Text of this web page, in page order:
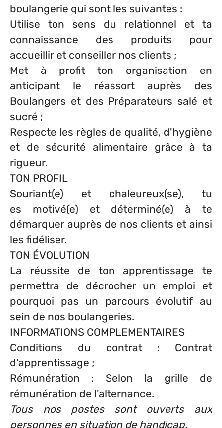
boulangerie qui sont les suivantes :
Utilise ton sens du relationnel et ta
connaissance des produits pour
accueillir et conseiller nos clients ;
Met à profit ton organisation en
anticipant le réassort auprès des
Boulangers et des Préparateurs salé et
sucré ;
Respecte les règles de qualité, d'hygiène
et de sécurité alimentaire grâce à ta
rigueur.
TON PROFIL
Souriant(e) et chaleureux(se), tu
es motivé(e) et déterminé(e) à te
démarquer auprès de nos clients et ainsi
les fidéliser.
TON ÉVOLUTION
La réussite de ton apprentissage te
permettra de décrocher un emploi et
pourquoi pas un parcours évolutif au
sein de nos boulangeries.
INFORMATIONS COMPLEMENTAIRES
Conditions du contrat : Contrat
d'apprentissage ;
Rémunération : Selon la grille de
rémunération de l'alternance.
Tous nos postes sont ouverts aux
personnes en situation de handicap.